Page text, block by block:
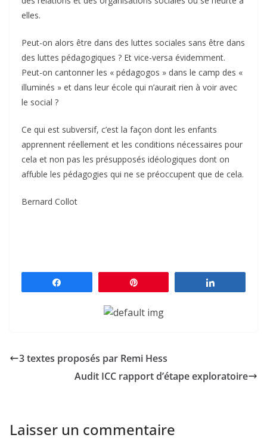
elles.
Peut-on alors être dans des luttes sociales sans être dans
des luttes pédagogiques ? Et vice-versa évidemment.
Peut-on cantonner les « pédagogos » dans le camp des «
illuminés » et dans leur école qui n’aurait rien à voir avec
le social ?
Ce qui est subversif, c’est la façon dont les enfants
apprennent réellement et les conditions nécessaires pour
cela et non pas les présupposés idéologiques dont on
affuble les pédagogies qui ne se préoccupent que de cela.
Bernard Collot
3 textes proposés par Remi Hess
Audit ICC rapport d’étape exploratoire
Laisser un commentaire